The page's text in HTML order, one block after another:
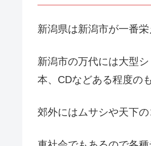
新潟県は新潟市が一番栄
新潟市の万代には大型
本、CDなどある程度の
郊外にはムサシや天下